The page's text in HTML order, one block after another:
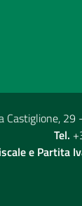
Castiglione,
Tel.
e Partita